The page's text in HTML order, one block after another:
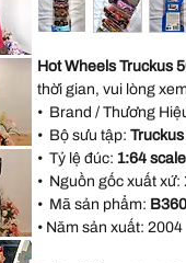
Hot Wheels Truckus
thời gian, vui lòng
• Brand / Thương
• Bộ sưu tập:
• Tỷ lệ đúc: 1:64
• Nguồn gốc xuất xứ:
• Mã sản phẩm:
• Năm sản xuất: 2004